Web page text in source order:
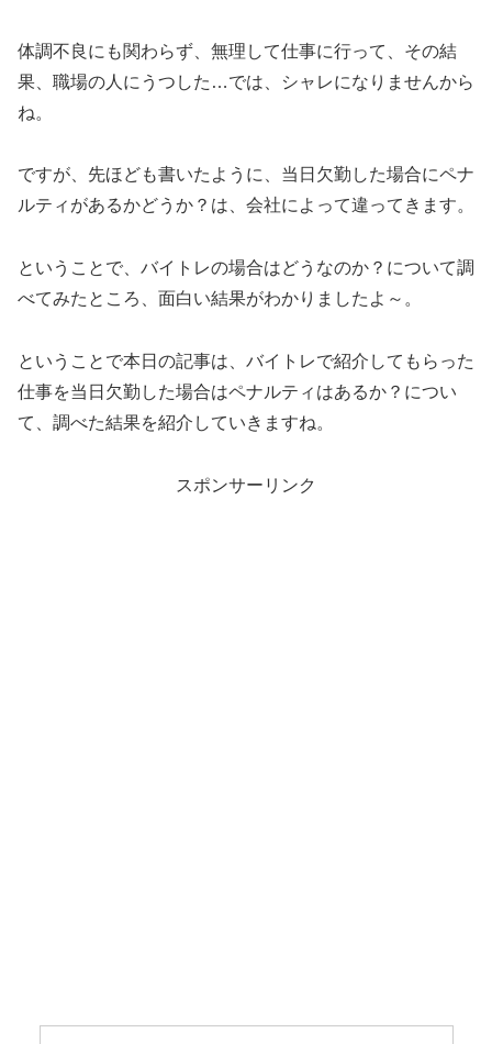
体調不良にも関わらず、無理して仕事に行って、その結
果、職場の人にうつした…では、シャレになりませんから
ね。
ですが、先ほども書いたように、当日欠勤した場合にペナ
ルティがあるかどうか？は、会社によって違ってきます。
ということで、バイトレの場合はどうなのか？について調
べてみたところ、面白い結果がわかりましたよ～。
ということで本日の記事は、バイトレで紹介してもらった
仕事を当日欠勤した場合はペナルティはあるか？につい
て、調べた結果を紹介していきますね。
スポンサーリンク